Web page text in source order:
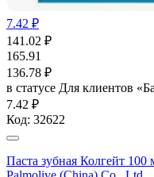
7.42 ₽
141.02 ₽
165.91
136.78 ₽
в статусе Для клиентов
7.42 ₽
Код: 32622
Паста зубная Колгейт